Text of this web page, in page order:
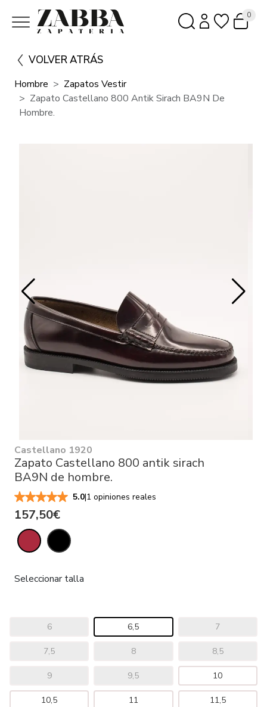
0
VOLVER ATRÁS
Hombre
Zapatos Vestir
Zapato Castellano 800 Antik Sirach BA9N De
Hombre.
Castellano 1920
Zapato Castellano 800 antik sirach
BA9N de hombre.
5.0|1 opiniones reales
157,50€
Seleccionar talla
6 6,5 7
7,5 8 8,5
9 9,5 10
10,5 11 11,5